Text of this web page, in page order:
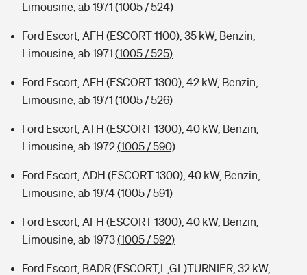
Limousine, ab 1971 (1005 / 524)
Ford Escort, AFH (ESCORT 1100), 35 kW, Benzin,
Limousine, ab 1971 (1005 / 525)
Ford Escort, AFH (ESCORT 1300), 42 kW, Benzin,
Limousine, ab 1971 (1005 / 526)
Ford Escort, ATH (ESCORT 1300), 40 kW, Benzin,
Limousine, ab 1972(1005 / 590)
Ford Escort, ADH (ESCORT 1300), 40 kW, Benzin,
Limousine, ab 1974(1005 / 591)
Ford Escort, AFH (ESCORT 1300), 40 kW, Benzin,
Limousine, ab 1973(1005 / 592)
Ford Escort, BADR (ESCORT,L,GL)TURNIER, 32 kW,